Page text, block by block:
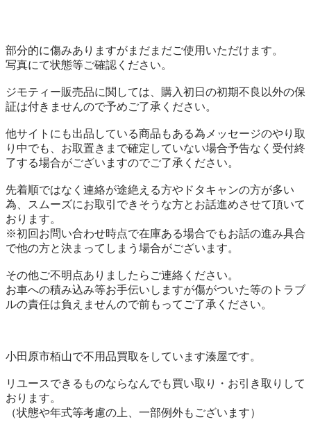
部分的に傷みありますがまだまだご使用いただけます。
写真にて状態等ご確認ください。
ジモティー販売品に関しては、購入初日の初期不良以外の保
証は付きませんので予めご了承ください。
他サイトにも出品している商品もある為メッセージのやり取
り中でも、お取置きまで確定していない場合予告なく受付終
了する場合がございますのでご了承ください。
先着順ではなく連絡が途絶える方やドタキャンの方が多い
為、スムーズにお取引できそうな方とお話進めさせて頂いて
おります。
※初回お問い合わせ時点で在庫ある場合でもお話の進み具合
で他の方と決まってしまう場合がございます。
その他ご不明点ありましたらご連絡ください。
お車への積み込み等お手伝いしますが傷がついた等のトラブ
ルの責任は負えませんので前もってご了承ください。
小田原市栢山で不用品買取をしています湊屋です。
リユースできるものならなんでも買い取り・お引き取りして
おります。
（状態や年式等考慮の上、一部例外もございます）